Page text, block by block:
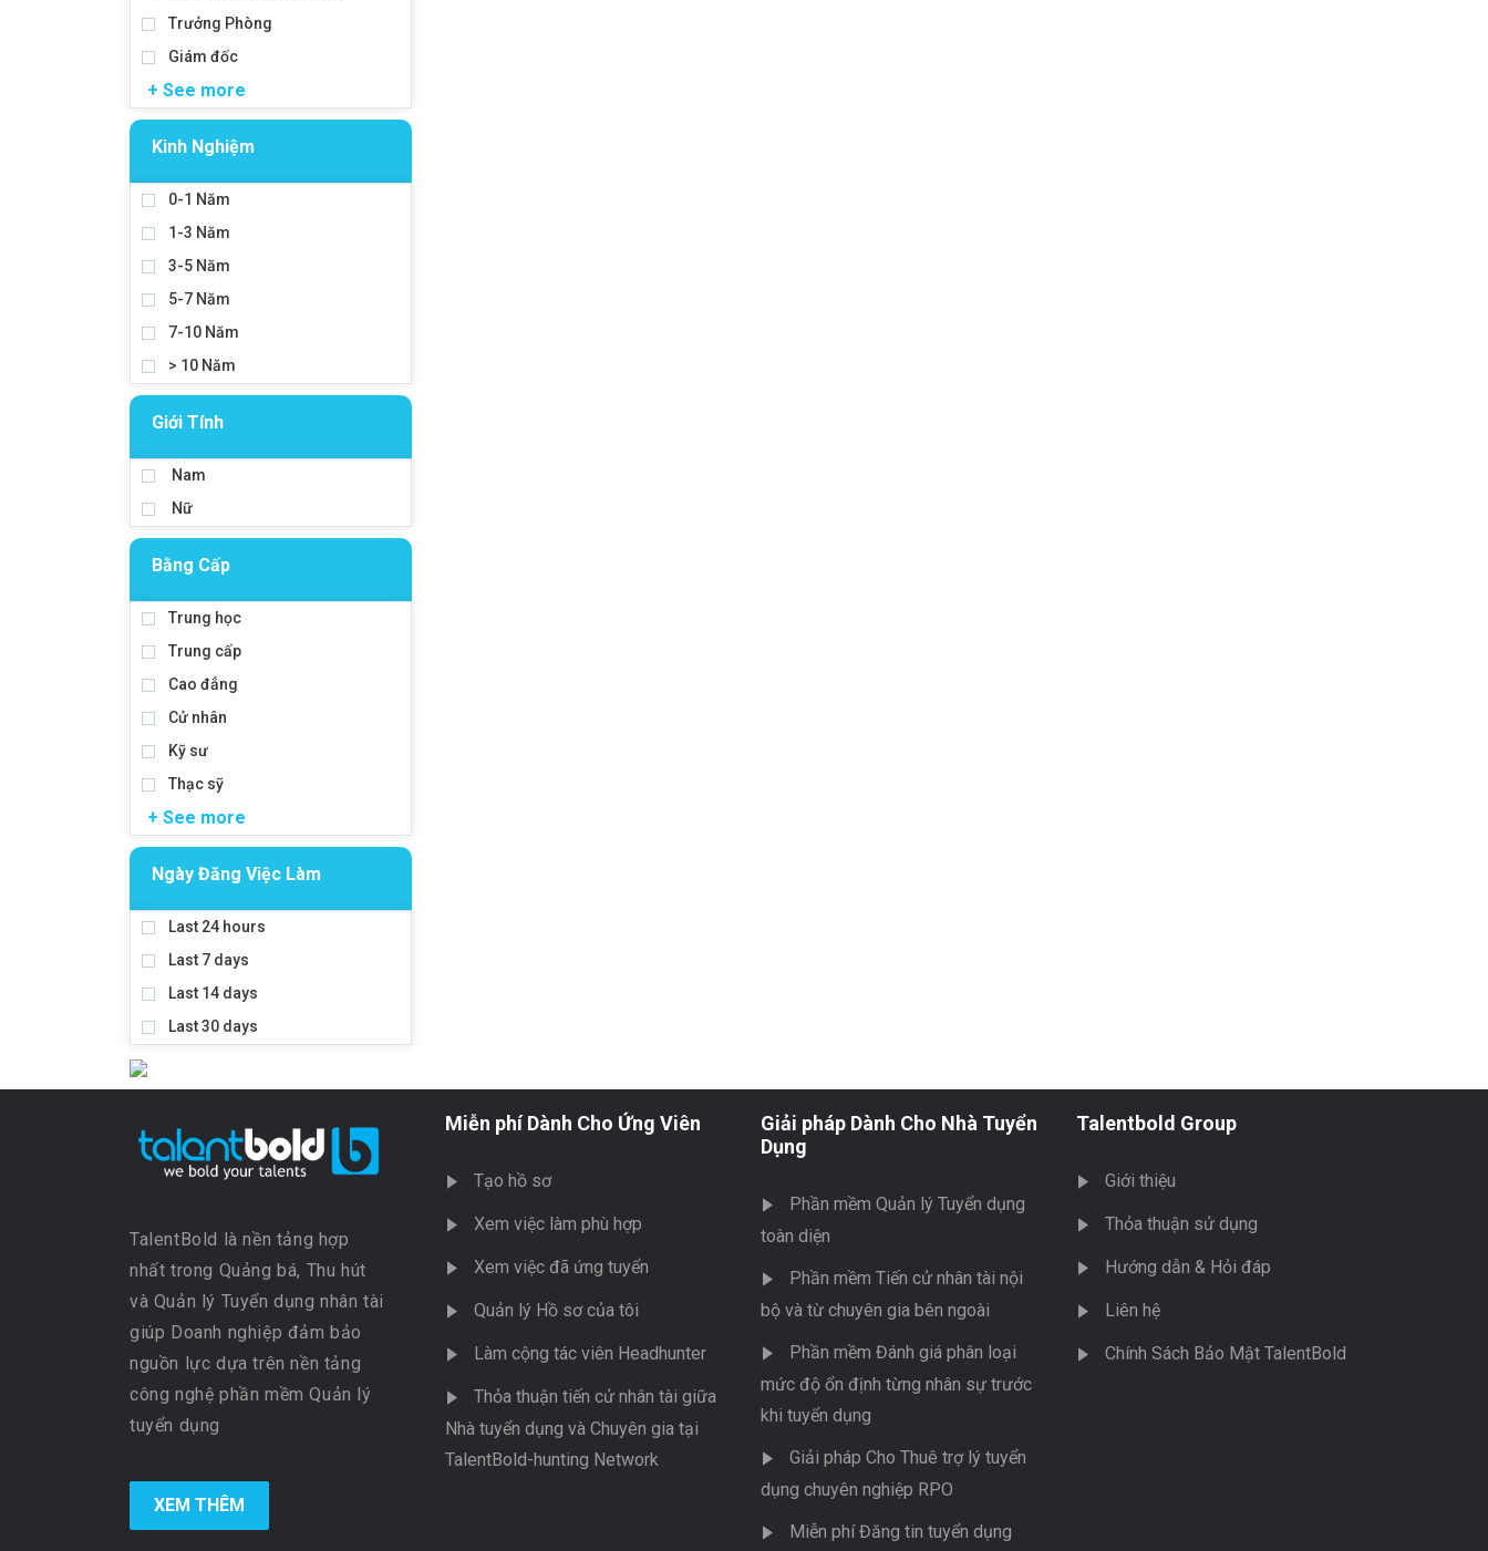
Trưởng Phòng
Giám đốc
+ See more
Kinh Nghiệm
0-1 Năm
1-3 Năm
3-5 Năm
5-7 Năm
7-10 Năm
> 10 Năm
Giới Tính
Nam
Nữ
Bằng Cấp
Trung học
Trung cấp
Cao đẳng
Cử nhân
Kỹ sư
Thạc sỹ
+ See more
Ngày Đăng Việc Làm
Last 24 hours
Last 7 days
Last 14 days
Last 30 days
TalentBold là nền tảng hợp
nhất trong Quảng bá, Thu hút
và Quản lý Tuyển dụng nhân tài
giúp Doanh nghiệp đảm bảo
nguồn lực dựa trên nền tảng
công nghệ phần mềm Quản lý
tuyển dụng
XEM THÊM
Miễn phí Dành Cho Ứng Viên
Tạo hồ sơ
Xem việc làm phù hợp
Xem việc đã ứng tuyển
Quản lý Hồ sơ của tôi
Làm cộng tác viên Headhunter
Thỏa thuận tiến cử nhân tài giữa
Nhà tuyển dụng và Chuyên gia tại
TalentBold-hunting Network
Giải pháp Dành Cho Nhà Tuyển
Dụng
Phần mềm Quản lý Tuyển dụng
toàn diện
Phần mềm Tiến cử nhân tài nội
bộ và từ chuyên gia bên ngoài
Phần mềm Đánh giá phân loại
mức độ ổn định từng nhân sự trước
khi tuyển dụng
Giải pháp Cho Thuê trợ lý tuyển
dụng chuyên nghiệp RPO
Miễn phí Đăng tin tuyển dụng
Talentbold Group
Giới thiệu
Thỏa thuận sử dụng
Hướng dẫn & Hỏi đáp
Liên hệ
Chính Sách Bảo Mật TalentBold